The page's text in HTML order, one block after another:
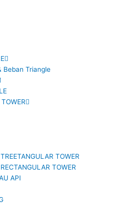
Beban Triangle
TOWER
TOWER
API